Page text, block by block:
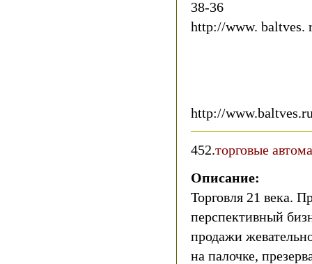
38-36
http://www. baltves.
http://
452.торговые
Описание:
Торговля 21 века.
перспективный
продажи
на палочке,